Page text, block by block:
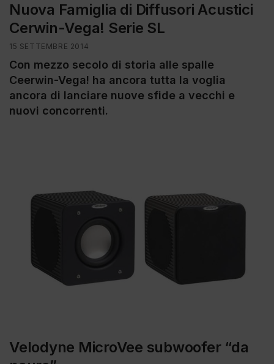
Nuova Famiglia di Diffusori Acustici
Cerwin-Vega! Serie SL
15 SETTEMBRE 2014
Con mezzo secolo di storia alle spalle
Ceerwin-Vega! ha ancora tutta la voglia
ancora di lanciare nuove sfide a vecchi e
nuovi concorrenti.
Velodyne MicroVee subwoofer “da